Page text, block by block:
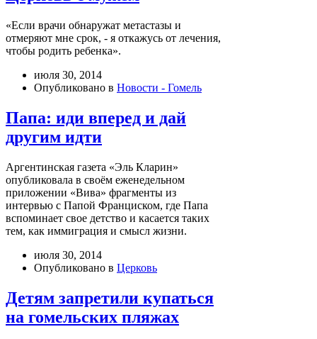
«Если врачи обнаружат метастазы и
отмеряют мне срок, - я откажусь от лечения,
чтобы родить ребенка».
июля 30, 2014
Опубликовано в Новости - Гомель
Папа: иди вперед и дай
другим идти
Аргентинская газета «Эль Кларин»
опубликовала в своём еженедельном
приложении «Вива» фрагменты из
интервью с Папой Франциском, где Папа
вспоминает свое детство и касается таких
тем, как иммиграция и смысл жизни.
июля 30, 2014
Опубликовано в Церковь
Детям запретили купаться
на гомельских пляжах